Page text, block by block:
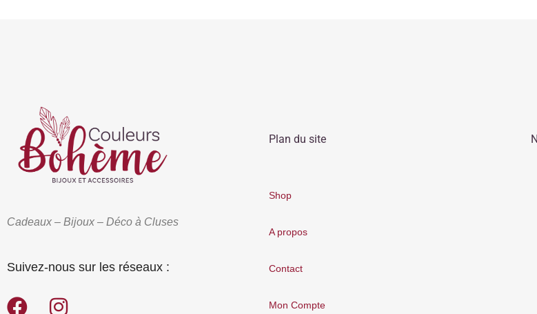
Cadeaux – Bijoux – Déco à Cluses
Suivez-nous sur les réseaux :
Plan du site
Shop
A propos
Contact
Mon Compte